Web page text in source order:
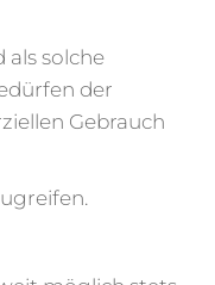
solche
der
Gebrauch